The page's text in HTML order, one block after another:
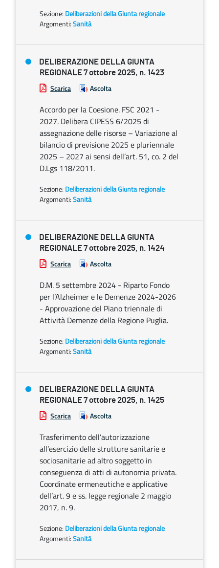
Sezione: Deliberazioni della Giunta regionale
Argomenti:Sanità
DELIBERAZIONE DELLA GIUNTA
REGIONALE 7 ottobre 2025, n. 1423
Scarica Ascolta
Accordo per la Coesione. FSC 2021 -
2027. Delibera CIPESS 6/2025 di
assegnazione delle risorse – Variazione al
bilancio di previsione 2025 e pluriennale
2025 – 2027 ai sensi dell’art. 51, co. 2 del
D.Lgs 118/2011.
Sezione: Deliberazioni della Giunta regionale
Argomenti:Sanità
DELIBERAZIONE DELLA GIUNTA
REGIONALE 7 ottobre 2025, n. 1424
Scarica Ascolta
D.M. 5 settembre 2024 - Riparto Fondo
per l’Alzheimer e le Demenze 2024-2026
- Approvazione del Piano triennale di
Attività Demenze della Regione Puglia.
Sezione: Deliberazioni della Giunta regionale
Argomenti:Sanità
DELIBERAZIONE DELLA GIUNTA
REGIONALE 7 ottobre 2025, n. 1425
Scarica Ascolta
Trasferimento dell’autorizzazione
all’esercizio delle strutture sanitarie e
sociosanitarie ad altro soggetto in
conseguenza di atti di autonomia privata.
Coordinate ermeneutiche e applicative
dell’art. 9 e ss. legge regionale 2 maggio
2017, n. 9.
Sezione: Deliberazioni della Giunta regionale
Argomenti:Sanità